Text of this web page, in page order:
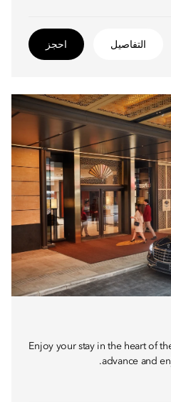
التفاصيل احجز
Enjoy your stay in the heart of
advance and